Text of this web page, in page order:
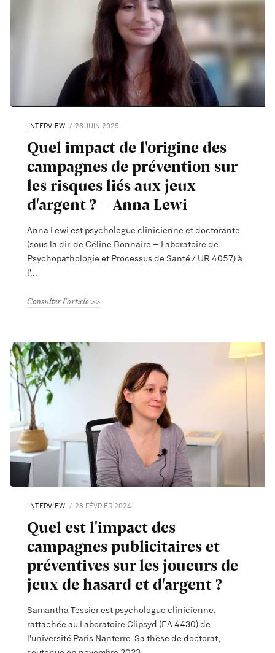
INTERVIEW 26 JUIN 2025
Quel impact de l'origine des
campagnes de prévention sur
les risques liés aux jeux
d'argent ? - Anna Lewi
Anna Lewi est psychologue clinicienne et doctorante
(sous la dir. de Céline Bonnaire – Laboratoire de
Psychopathologie et Processus de Santé / UR 4057) à
Consulter l'article
INTERVIEW 28 FÉVRIER 2024
Quel est l'impact des
campagnes publicitaires et
préventives sur les joueurs de
jeux de hasard et d'argent ?
Samantha Tessier est psychologue clinicienne,
rattachée au Laboratoire Clipsyd (EA 4430) de
l'université Paris Nanterre. Sa thèse de doctorat,